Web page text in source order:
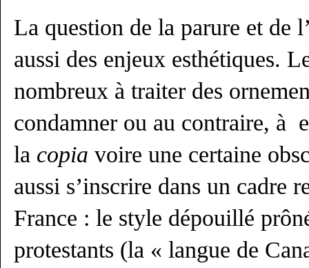
La question de la parure et de
aussi des enjeux esthétiques.
nombreux à traiter des
condamner ou au contraire, à
la copia voire une certaine
aussi s’inscrire dans un cadre
France : le style dépouillé
protestants (la « langue de